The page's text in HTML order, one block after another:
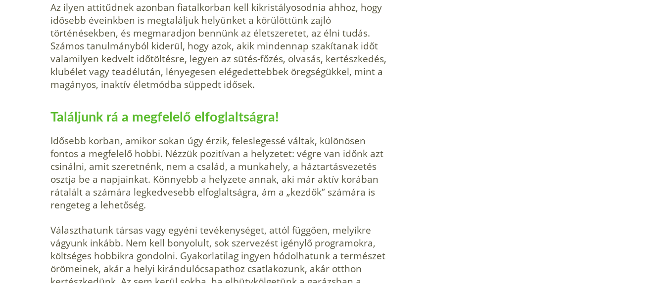
Az ilyen attitűdnek azonban fiatalkorban kell kikristályosodnia ahhoz, hogy
idősebb éveinkben is megtaláljuk helyünket a körülöttünk zajló
történésekben, és megmaradjon bennünk az életszeretet, az élni tudás.
Számos tanulmányból kiderül, hogy azok, akik mindennap szakítanak időt
valamilyen kedvelt időtöltésre, legyen az sütés-főzés, olvasás, kertészkedés,
klubélet vagy teadélután, lényegesen elégedettebbek öregségükkel, mint a
magányos, inaktív életmódba süppedt idősek.
Találjunk rá a megfelelő elfoglaltságra!
Idősebb korban, amikor sokan úgy érzik, feleslegessé váltak, különösen
fontos a megfelelő hobbi. Nézzük pozitívan a helyzetet: végre van időnk azt
csinálni, amit szeretnénk, nem a család, a munkahely, a háztartásvezetés
osztja be a napjainkat. Könnyebb a helyzete annak, aki már aktív korában
rátalált a számára legkedvesebb elfoglaltságra, ám a „kezdők” számára is
rengeteg a lehetőség.
Választhatunk társas vagy egyéni tevékenységet, attól függően, melyikre
vágyunk inkább. Nem kell bonyolult, sok szervezést igénylő programokra,
költséges hobbikra gondolni. Gyakorlatilag ingyen hódolhatunk a természet
örömeinek, akár a helyi kirándulócsapathoz csatlakozunk, akár otthon